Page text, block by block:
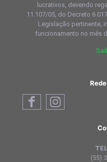
lucrativos, devendo
11.107/05, do Decreto
Legislação pertinente,
funcionamento no mês
(55)